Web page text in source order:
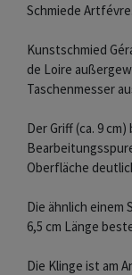
Schmiede Artfévre.
Kunstschmied
de Loire
Taschenmesser
Der Griff (ca. 9
Oberfläche
Die ähnlich einem
6,5 cm Länge
Die Klinge ist am